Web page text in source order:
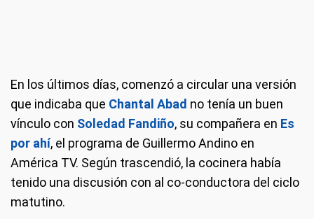
En los últimos días, comenzó a circular una versión
que indicaba que Chantal Abad no tenía un buen
vínculo con Soledad Fandiño, su compañera en Es
por ahí, el programa de Guillermo Andino en
América TV. Según trascendió, la cocinera había
tenido una discusión con al co-conductora del ciclo
matutino.